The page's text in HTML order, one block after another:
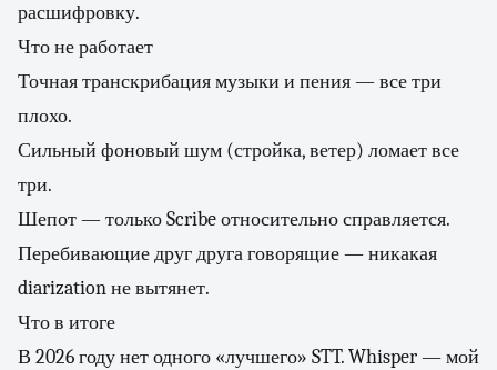
расшифровку.
Что не работает
Точная транскрибация музыки и пения — все три
плохо.
Сильный фоновый шум (стройка, ветер) ломает все
три.
Шепот — только Scribe относительно справляется.
Перебивающие друг друга говорящие — никакая
diarization не вытянет.
Что в итоге
В 2026 году нет одного «лучшего» STT. Whisper — мой